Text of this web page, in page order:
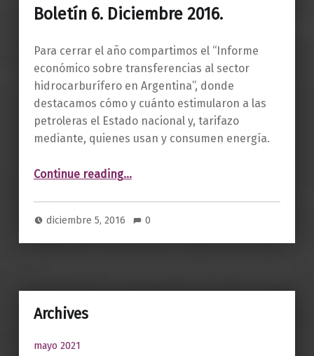
Boletín 6. Diciembre 2016.
Para cerrar el año compartimos el “Informe
económico sobre transferencias al sector
hidrocarburífero en Argentina”, donde
destacamos cómo y cuánto estimularon a las
petroleras el Estado nacional y, tarifazo
mediante, quienes usan y consumen energía.
Continue reading…
diciembre 5, 2016 0
Archives
mayo 2021